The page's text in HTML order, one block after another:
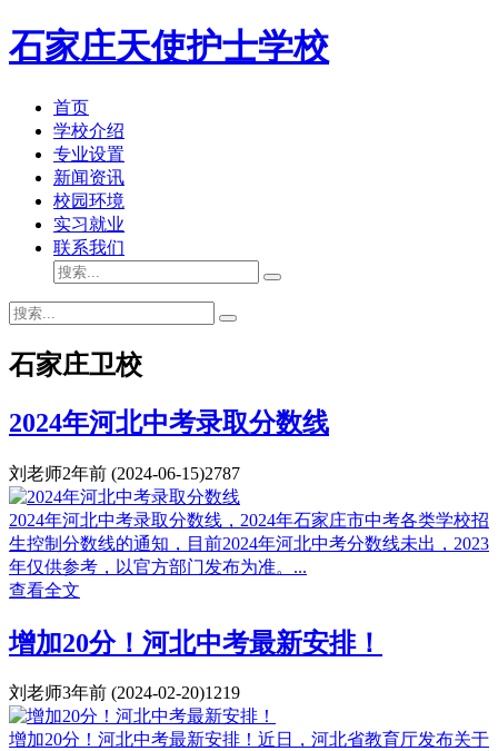
石家庄天使护士学校
首页
学校介绍
专业设置
新闻资讯
校园环境
实习就业
联系我们
石家庄卫校
2024年河北中考录取分数线
刘老师2年前 (2024-06-15)2787
2024年河北中考录取分数线，2024年石家庄市中考各类学校招
生控制分数线的通知，目前2024年河北中考分数线未出，2023
年仅供参考，以官方部门发布为准。...
查看全文
增加20分！河北中考最新安排！
刘老师3年前 (2024-02-20)1219
增加20分！河北中考最新安排！近日，河北省教育厅发布关于